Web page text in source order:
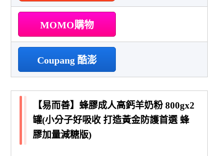
MOMO購物
Coupang 酷澎
【易而善】蜂膠成人高鈣羊奶粉 800gx2
罐(小分子好吸收 打造黃金防護首選 蜂
膠加量減糖版)